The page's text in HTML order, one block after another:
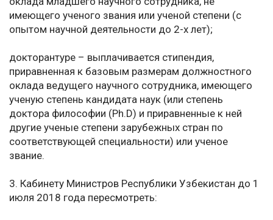
имеющего ученого звания или ученой степени (с
опытом научной деятельности до 2-х лет);
докторантуре – выплачивается стипендия,
приравненная к базовым размерам должностного
оклада ведущего научного сотрудника, имеющего
ученую степень кандидата наук (или степень
доктора философии (Ph.D) и приравненные к ней
другие ученые степени зарубежных стран по
соответствующей специальности) или ученое
звание.
3. Кабинету Министров Республики Узбекистан до 1
июля 2018 года пересмотреть: